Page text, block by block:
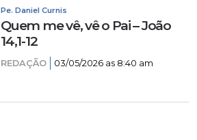
Pe. Daniel Curnis
Quem me vê, vê o Pai – João
14,1-12
REDAÇÃO 03/05/2026 as 8:40 am